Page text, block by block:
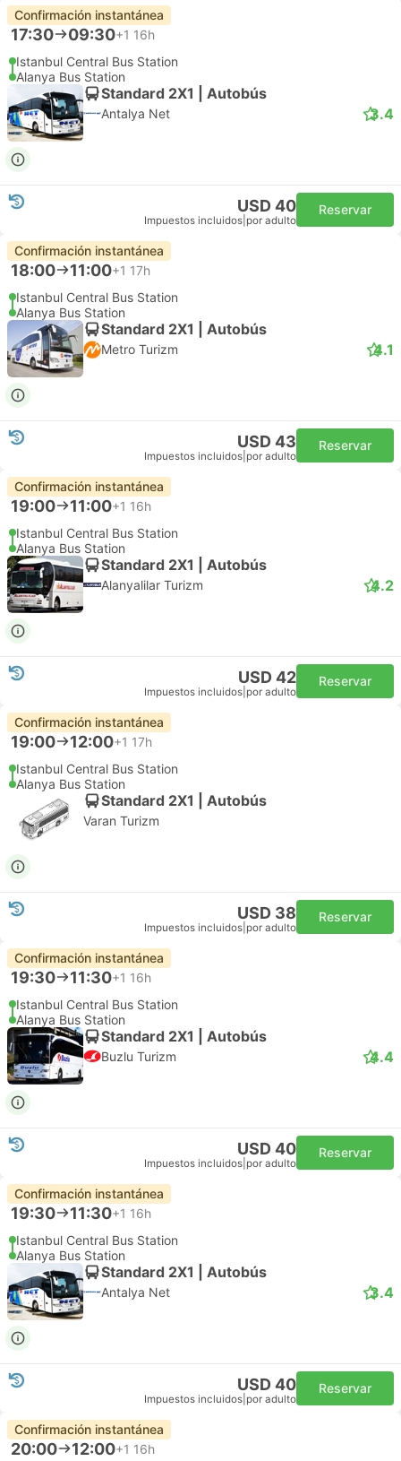
Confirmación instantánea
17:30 09:30+1 16h
Istanbul Central Bus Station
Alanya Bus Station
Standard 2X1 | Autobús
Antalya Net 3.4
USD 40
Impuestos incluidos por adulto
Reservar
Confirmación instantánea
18:00 11:00+1 17h
Istanbul Central Bus Station
Alanya Bus Station
Standard 2X1 | Autobús
Metro Turizm 4.1
USD 43
Impuestos incluidos por adulto
Reservar
Confirmación instantánea
19:00 11:00+1 16h
Istanbul Central Bus Station
Alanya Bus Station
Standard 2X1 | Autobús
Alanyalilar Turizm 4.2
USD 42
Impuestos incluidos por adulto
Reservar
Confirmación instantánea
19:00 12:00+1 17h
Istanbul Central Bus Station
Alanya Bus Station
Standard 2X1 | Autobús
Varan Turizm
USD 38
Impuestos incluidos por adulto
Reservar
Confirmación instantánea
19:30 11:30+1 16h
Istanbul Central Bus Station
Alanya Bus Station
Standard 2X1 | Autobús
Buzlu Turizm 4.4
USD 40
Impuestos incluidos por adulto
Reservar
Confirmación instantánea
19:30 11:30+1 16h
Istanbul Central Bus Station
Alanya Bus Station
Standard 2X1 | Autobús
Antalya Net 3.4
USD 40
Impuestos incluidos por adulto
Reservar
Confirmación instantánea
20:00 12:00+1 16h